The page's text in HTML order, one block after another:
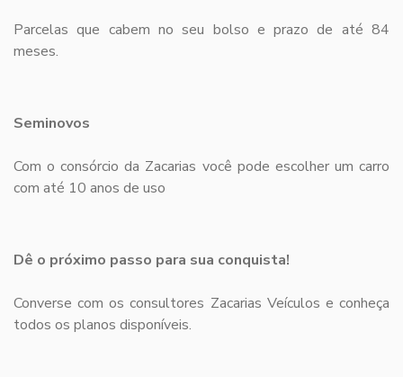
Parcelas que cabem no seu bolso e prazo de até 84
meses.
Seminovos
Com o consórcio da Zacarias você pode escolher um carro
com até 10 anos de uso
Dê o próximo passo para sua conquista!
Converse com os consultores Zacarias Veículos e conheça
todos os planos disponíveis.